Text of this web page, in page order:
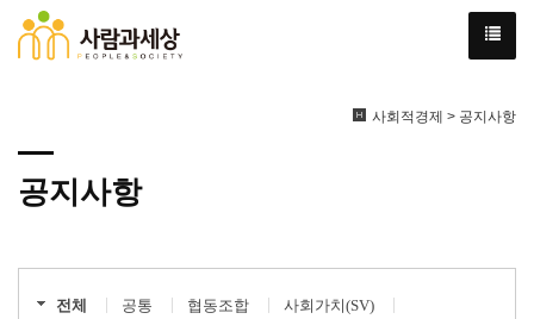
사회적경제 > 공지사항
공지사항
전체 공통 협동조합
사회가치(SV)